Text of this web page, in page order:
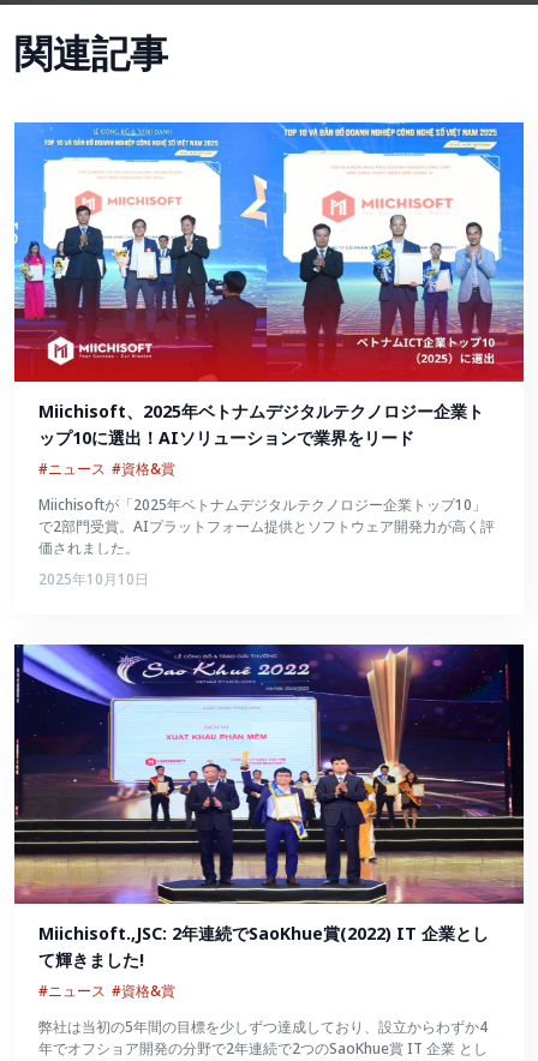
関連記事
Miichisoft、2025年ベトナムデジタルテクノロジー企業ト
ップ10に選出！AIソリューションで業界をリード
#ニュース #資格&賞
Miichisoftが「2025年ベトナムデジタルテクノロジー企業トップ10」
で2部門受賞。AIプラットフォーム提供とソフトウェア開発力が高く評
価されました。
2025年10月10日
Miichisoft.,JSC: 2年連続でSaoKhue賞(2022) IT 企業とし
て輝きました!
#ニュース #資格&賞
弊社は当初の5年間の目標を少しずつ達成しており、設立からわずか4
年でオフショア開発の分野で2年連続で2つのSaoKhue賞 IT 企業 とし